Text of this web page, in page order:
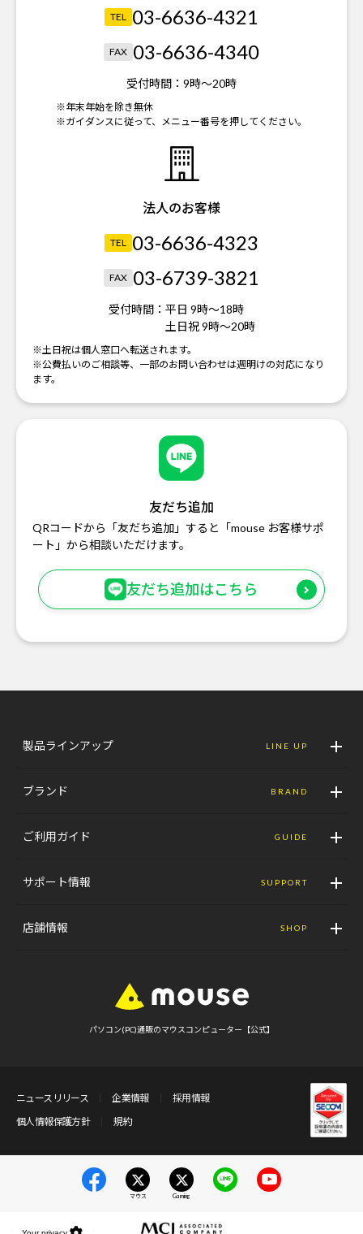
TEL 03-6636-4321
FAX 03-6636-4340
受付時間： 9時～20時
※年末年始を除き無休
※ガイダンスに従って、メニュー番号を押してください。
法人のお客様
TEL 03-6636-4323
FAX 03-6739-3821
受付時間： 平日 9時～18時
土日祝 9時～20時
※土日祝は個人窓口へ転送されます。
※公費払いのご相談等、一部のお問い合わせは週明けの対応になり
ます。
友だち追加
QRコードから「友だち追加」すると「mouse お客様サポ
ート」から相談いただけます。
友だち追加はこちら
製品ラインアップ LINE UP
ブランド BRAND
ご利用ガイド GUIDE
サポート情報 SUPPORT
店舗情報 SHOP
パソコン(PC)通販のマウスコンピューター【公式】
ニュースリリース 企業情報
採用情報
個人情報保護方針
規約
マウス Gaming